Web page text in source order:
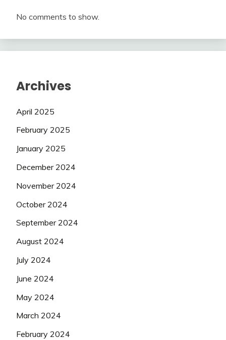
No comments to show.
Archives
April 2025
February 2025
January 2025
December 2024
November 2024
October 2024
September 2024
August 2024
July 2024
June 2024
May 2024
March 2024
February 2024